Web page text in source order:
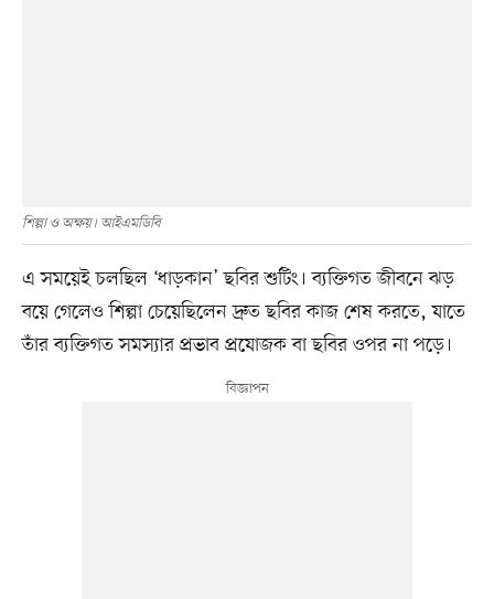
শিল্পা ও অক্ষয়। আইএমডিবি
এ সময়েই চলছিল ‘ধাড়কান’ ছবির শুটিং। ব্যক্তিগত জীবনে ঝড়
বয়ে গেলেও শিল্পা চেয়েছিলেন দ্রুত ছবির কাজ শেষ করতে, যাতে
তাঁর ব্যক্তিগত সমস্যার প্রভাব প্রযোজক বা ছবির ওপর না পড়ে।